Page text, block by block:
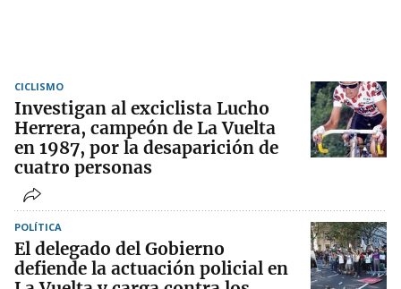
CICLISMO
Investigan al exciclista Lucho
Herrera, campeón de La Vuelta
en 1987, por la desaparición de
cuatro personas
POLÍTICA
El delegado del Gobierno
defiende la actuación policial en